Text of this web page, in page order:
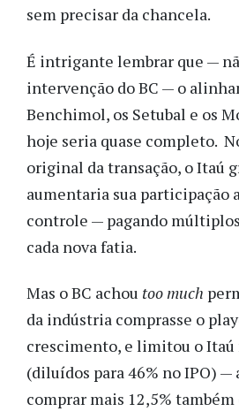
sem precisar da chancela.
É intrigante lembrar que —
intervenção do BC — o
Benchimol, os Setubal e os
hoje seria quase completo.
original da transação, o Itaú
aumentaria sua participação
controle — pagando
cada nova fatia.
Mas o BC achou too much
da indústria comprasse o
crescimento, e limitou o Itaú
(diluídos para 46% no IPO) —
comprar mais 12,5%